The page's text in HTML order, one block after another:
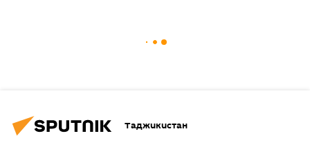
Таджикистан